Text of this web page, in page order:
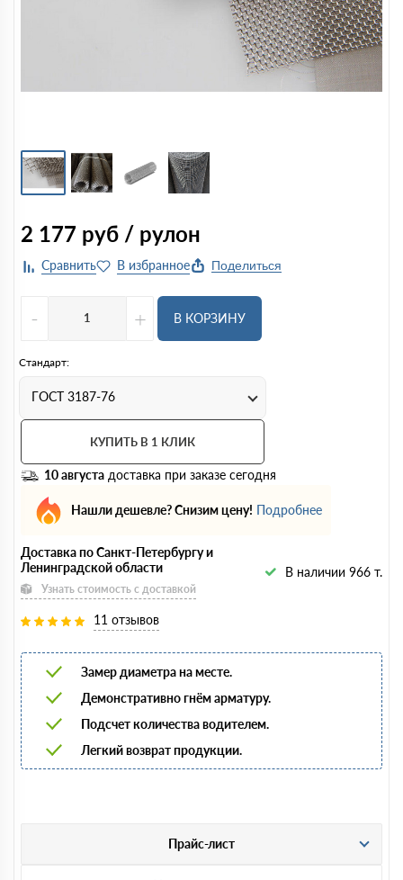
2 177 руб / рулон
Поделиться
- + В КОРЗИНУ
Стандарт:
ГОСТ 3187-76
КУПИТЬ В 1 КЛИК
10 августа доставка при заказе сегодня
Нашли дешевле? Снизим цену! Подробнее
Доставка по Санкт-Петербургу и
Ленинградской области
Узнать стоимость с доставкой
В наличии 966 т.
11 отзывов
Замер диаметра на месте.
Демонстративно гнём арматуру.
Подсчет количества водителем.
Легкий возврат продукции.
Прайс-лист